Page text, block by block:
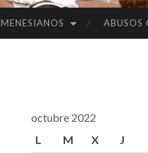
MENESIANOS ABUSOS
octubre 2022
L
M X J